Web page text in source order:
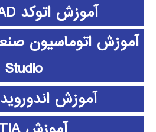
آموزش اتوکد AUTOCAD
Studio
آموزش اندوروید android